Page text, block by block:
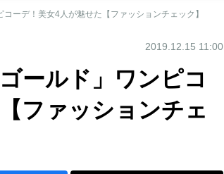
ーデ！美女4人が魅せた【ファッションチェック】
2019.12.15 11:00
ールド」ワンピコ
ファッションチェ